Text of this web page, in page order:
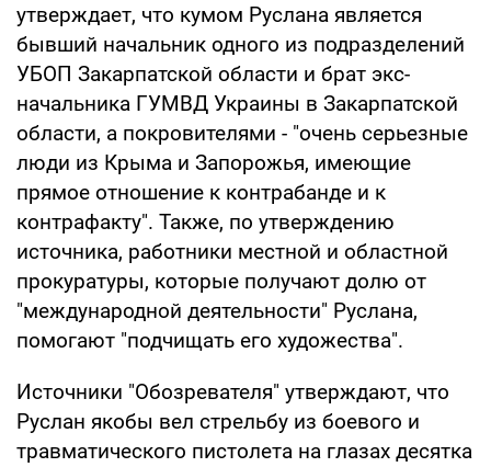
утверждает, что кумом Руслана является
бывший начальник одного из подразделений
УБОП Закарпатской области и брат экс-
начальника ГУМВД Украины в Закарпатской
области, а покровителями - "очень серьезные
люди из Крыма и Запорожья, имеющие
прямое отношение к контрабанде и к
контрафакту". Также, по утверждению
источника, работники местной и областной
прокуратуры, которые получают долю от
"международной деятельности" Руслана,
помогают "подчищать его художества".
Источники "Обозревателя" утверждают, что
Руслан якобы вел стрельбу из боевого и
травматического пистолета на глазах десятка